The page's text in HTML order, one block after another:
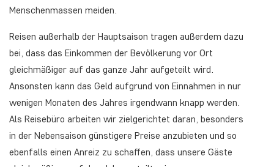
Menschenmassen meiden.
Reisen außerhalb der Hauptsaison tragen außerdem dazu
bei, dass das Einkommen der Bevölkerung vor Ort
gleichmäßiger auf das ganze Jahr aufgeteilt wird.
Ansonsten kann das Geld aufgrund von Einnahmen in nur
wenigen Monaten des Jahres irgendwann knapp werden.
Als Reisebüro arbeiten wir zielgerichtet daran, besonders
in der Nebensaison günstigere Preise anzubieten und so
ebenfalls einen Anreiz zu schaffen, dass unsere Gäste